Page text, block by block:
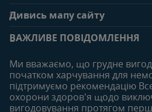
Поширені запитання
Придбати
Наші бренди
Безкоштовні тестування
Дивись мапу сайту
Статті
Статті
6-12 місяців
Статті
Продукти
12-18
Статті
ВАЖЛИВЕ ПОВІДОМЛЕННЯ
Ми вважаємо, що грудне
початком харчування для
підтримуємо рекомендацію
охорони здоров'я щодо
вигодовування протягом